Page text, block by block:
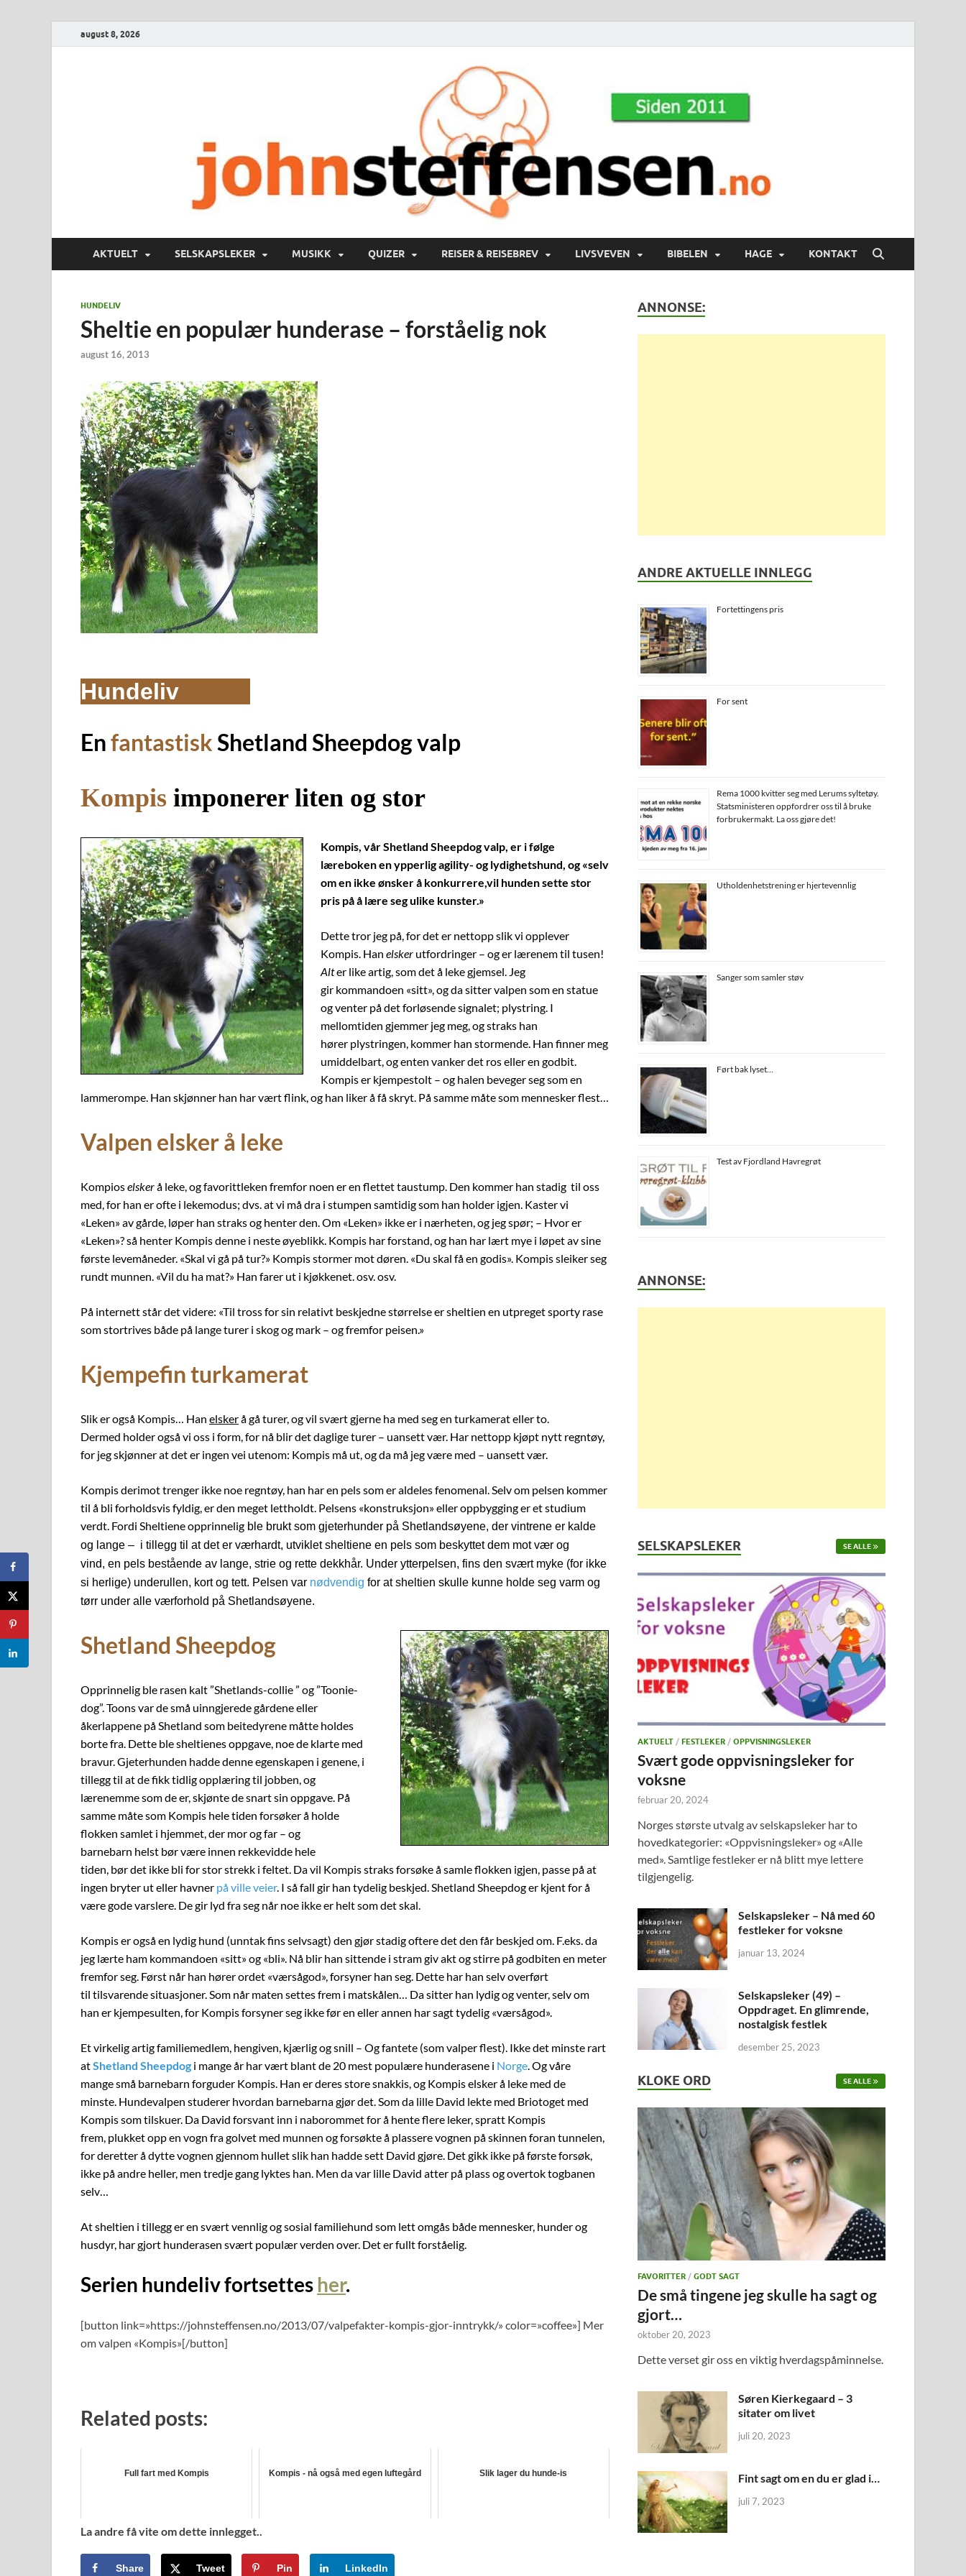
august 8, 2026
AKTUELT SELSKAPSLEKER MUSIKK QUIZER REISER & REISEBREV LIVSVEVEN BIBELEN HAGE KONTAKT
HUNDELIV
Sheltie en populær hunderase – forståelig nok
august 16, 2013
Hundeliv
EnfantastiskShetland Sheepdog valp
Kompis imponerer liten og stor
Kompis, vår Shetland Sheepdog valp, er i følge
læreboken en ypperlig agility- og lydighetshund, og «selv
om en ikke ønsker å konkurrere,vil hunden sette stor
pris på å lære seg ulike kunster.»
Dette tror jeg på, for det er nettopp slik vi opplever
Kompis. Han elsker utfordringer – og er lærenem til tusen!
Alter like artig, som det å leke gjemsel. Jeg
gir kommandoen «sitt», og da sitter valpen som en statue
og venter på det forløsende signalet; plystring. I
mellomtiden gjemmer jeg meg, og straks han
hører plystringen, kommer han stormende. Han finner meg
umiddelbart, og enten vanker det ros eller en godbit.
Kompis er kjempestolt – og halen beveger seg som en
lammerompe. Han skjønner han har vært flink, og han liker å få skryt. På samme måte som mennesker flest…
Valpen elsker å leke
Kompioselskerå leke, og favorittleken fremfor noen er en flettet taustump. Den kommer han stadig til oss
med, for han er ofte i lekemodus; dvs. at vi må dra i stumpen samtidig som han holder igjen. Kaster vi
«Leken» av gårde, løper han straks og henter den. Om «Leken» ikke er i nærheten, og jeg spør; – Hvor er
«Leken»? så henter Kompis denne i neste øyeblikk. Kompis har forstand, og han har lært mye i løpet av sine
første levemåneder. «Skal vi gå på tur?» Kompis stormer mot døren. «Du skal få en godis». Kompis sleiker seg
rundt munnen. «Vil du ha mat?» Han farer ut i kjøkkenet. osv. osv.
På internett står det videre: «Til tross for sin relativt beskjedne størrelse er sheltien en utpreget sporty rase
som stortrives både på lange turer i skog og mark – og fremfor peisen.»
Kjempefin turkamerat
Slik er også Kompis… Han elskerå gå turer, og vil svært gjerne ha med seg en turkamerat eller to.
Dermed holder også vi oss i form, for nå blir det daglige turer – uansett vær. Har nettopp kjøpt nytt regntøy,
for jeg skjønner at det er ingen vei utenom: Kompis må ut, og da må jeg være med – uansett vær.
Kompis derimot trenger ikke noe regntøy, han har en pels som er aldeles fenomenal. Selv om pelsen kommer
til å bli forholdsvis fyldig, er den meget lettholdt. Pelsens «konstruksjon» eller oppbygging er et studium
verdt. Fordi Sheltiene opprinnelig ble brukt som gjeterhunder på Shetlandsøyene, der vintrene er kalde
og lange – i tillegg til at det er værhardt, utviklet sheltiene en pels som beskyttet dem mot vær og
vind, en pels bestående av lange, strie og rette dekkhår. Under ytterpelsen, fins den svært myke (for ikke
si herlige) underullen, kort og tett. Pelsen var nødvendig for at sheltien skulle kunne holde seg varm og
tørr under alle værforhold på Shetlandsøyene.
Shetland Sheepdog
Opprinnelig ble rasen kalt ”Shetlands-collie ” og ”Toonie-
dog”. Toons var de små uinngjerede gårdene eller
åkerlappene på Shetland som beitedyrene måtte holdes
borte fra. Dette ble sheltienes oppgave, noe de klarte med
bravur. Gjeterhunden hadde denne egenskapen i genene, i
tillegg til at de fikk tidlig opplæring til jobben, og
lærenemme som de er, skjønte de snart sin oppgave. På
samme måte som Kompis hele tiden forsøker å holde
flokken samlet i hjemmet, der mor og far – og
barnebarn helst bør være innen rekkevidde hele
tiden, bør det ikke bli for stor strekk i feltet. Da vil Kompis straks forsøke å samle flokken igjen, passe på at
ingen bryter ut eller havner på ville veier. I så fall gir han tydelig beskjed. Shetland Sheepdog er kjent for å
være gode varslere. De gir lyd fra seg når noe ikke er helt som det skal.
Kompis er også en lydig hund (unntak fins selvsagt) den gjør stadig oftere det den får beskjed om. F.eks. da
jeg lærte ham kommandoen «sitt» og «bli». Nå blir han sittende i stram giv akt og stirre på godbiten en meter
fremfor seg. Først når han hører ordet «værsågod», forsyner han seg. Dette har han selv overført
til tilsvarende situasjoner. Som når maten settes frem i matskålen… Da sitter han lydig og venter, selv om
han er kjempesulten, for Kompis forsyner seg ikke før en eller annen har sagt tydelig «værsågod».
Et virkelig artig familiemedlem, hengiven, kjærlig og snill – Og fantete (som valper flest). Ikke det minste rart
atShetland Sheepdog i mange år har vært blant de 20 mest populære hunderasene i Norge. Og våre
mange små barnebarn forguder Kompis. Han er deres store snakkis, og Kompis elsker å leke med de
minste. Hundevalpen studerer hvordan barnebarna gjør det. Som da lille David lekte med Briotoget med
Kompis som tilskuer. Da David forsvant inn i naborommet for å hente flere leker, spratt Kompis
frem, plukket opp en vogn fra golvet med munnen og forsøkte å plassere vognen på skinnen foran tunnelen,
for deretter å dytte vognen gjennom hullet slik han hadde sett David gjøre. Det gikk ikke på første forsøk,
ikke på andre heller, men tredje gang lyktes han. Men da var lille David atter på plass og overtok togbanen
selv…
At sheltien i tillegg er en svært vennlig og sosial familiehund som lett omgås både mennesker, hunder og
husdyr, har gjort hunderasen svært populær verden over. Det er fullt forståelig.
Serien hundeliv fortsettesher.
[button link=»https://johnsteffensen.no/2013/07/valpefakter-kompis-gjor-inntrykk/» color=»coffee»] Mer
om valpen «Kompis»[/button]
Related posts:
Full fart med Kompis Kompis - nå også med egen luftegård Slik lager du hunde-is
La andre få vite om dette innlegget..
Share Tweet Pin LinkedIn
ANNONSE:
ANDRE AKTUELLE INNLEGG
Fortettingens pris
For sent
Rema 1000 kvitter seg med Lerums syltetøy.
Statsministeren oppfordrer oss til å bruke
forbrukermakt. La oss gjøre det!
Utholdenhetstrening er hjertevennlig
Sanger som samler støv
Ført bak lyset…
Test av Fjordland Havregrøt
ANNONSE:
SELSKAPSLEKER SE ALLE
AKTUELT /FESTLEKER /OPPVISNINGSLEKER
Svært gode oppvisningsleker for
voksne
februar 20, 2024
Norges største utvalg av selskapsleker har to
hovedkategorier: «Oppvisningsleker» og «Alle
med». Samtlige festleker er nå blitt mye lettere
tilgjengelig.
Selskapsleker – Nå med 60
festleker for voksne
januar 13, 2024
Selskapsleker (49) –
Oppdraget. En glimrende,
nostalgisk festlek
desember 25, 2023
KLOKE ORD SE ALLE
FAVORITTER /GODT SAGT
De små tingene jeg skulle ha sagt og
gjort…
oktober 20, 2023
Dette verset gir oss en viktig hverdagspåminnelse.
Søren Kierkegaard – 3
sitater om livet
juli 20, 2023
Fint sagt om en du er glad i…
juli 7, 2023